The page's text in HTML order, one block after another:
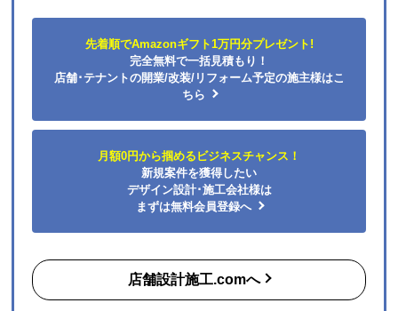
先着順でAmazonギフト1万円分プレゼント!
完全無料で一括見積もり！
店舗･テナントの開業/改装/リフォーム予定の施主様はこ
ちら
月額0円から掴めるビジネスチャンス！
新規案件を獲得したい
デザイン設計･施工会社様は
まずは無料会員登録へ
店舗設計施工.comへ